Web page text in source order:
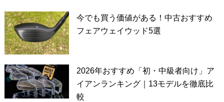
今でも買う価値がある！中古おすすめ
フェアウェイウッド5選
2026年おすすめ「初・中級者向け」ア
イアンランキング｜13モデルを徹底比
較